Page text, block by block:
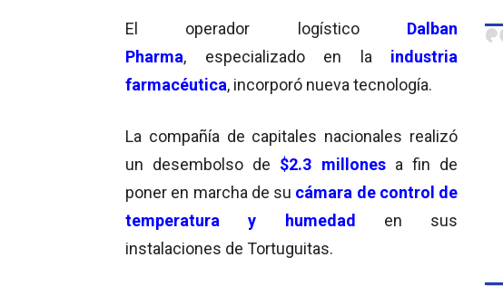
El operador logístico Dalban
Pharma, especializado en la industria
farmacéutica, incorporó nueva tecnología.
La compañía de capitales nacionales realizó
un desembolso de $2.3 millonesa fin de
poner en marcha de su cámara de control de
temperatura y humedad en sus
instalaciones de Tortuguitas.